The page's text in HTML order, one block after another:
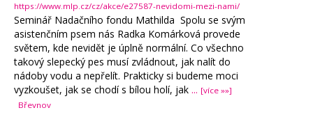
https://www.mlp.cz/cz/akce/e27587-nevidomi-mezi-nami/
Seminář Nadačního fondu Mathilda Spolu se svým
asistenčním psem nás Radka Komárková provede
světem, kde nevidět je úplně normální. Co všechno
takový slepecký pes musí zvládnout, jak nalít do
nádoby vodu a nepřelít. Prakticky si budeme moci
vyzkoušet, jak se chodí s bílou holí, jak ... [více »»]
Břevnov